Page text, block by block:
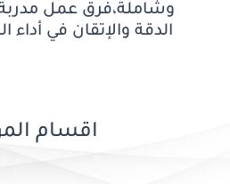
وشاملة،فرق عمل مدربة
الدقة والإتقان في أداء
اقسام